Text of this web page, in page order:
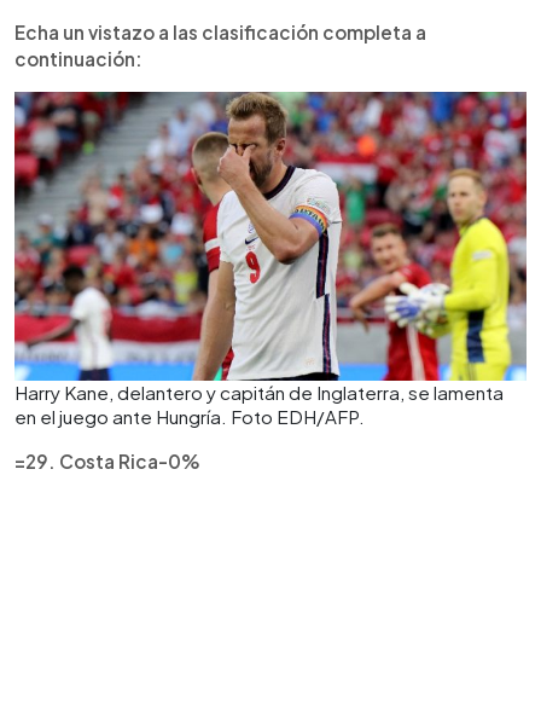
Echa un vistazo a las clasificación completa a
continuación:
Harry Kane, delantero y capitán de Inglaterra, se lamenta
en el juego ante Hungría. Foto EDH/AFP.
=29. Costa Rica-0%